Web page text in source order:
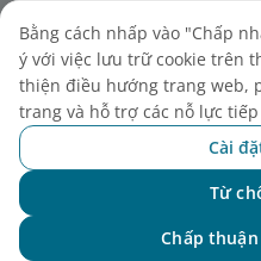
Sơ đồ trang Liên hệ mua vé
Tổng công ty Hàng
Bằng cách nhấp vào "Chấp
ý với việc lưu trữ cookie trên
thiện điều hướng trang web,
trang và hỗ trợ các nỗ lực
Cài
Từ
Chấp